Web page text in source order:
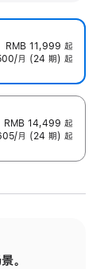
RMB 11,999 起
月 (24 期) 起
RMB 14,499 起
月 (24 期) 起
。